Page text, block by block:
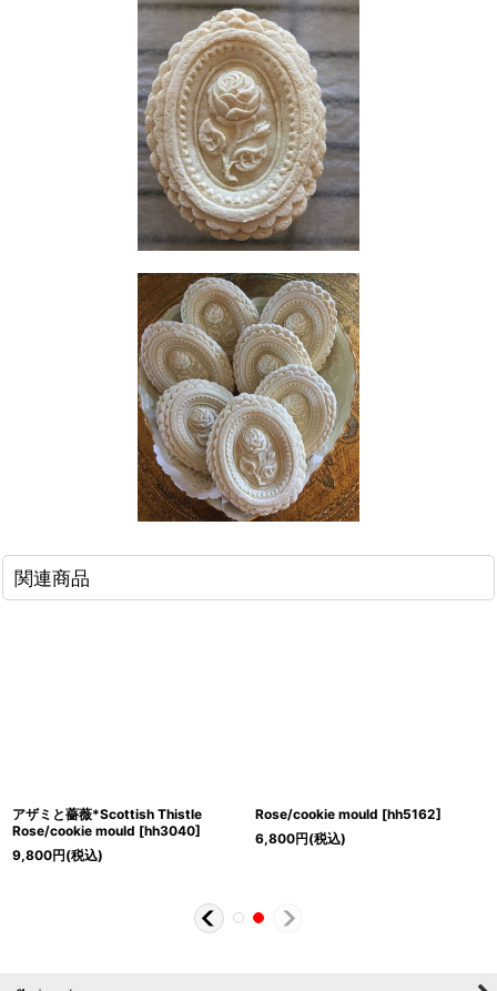
関連商品
アザミと薔薇*Scottish Thistle
Rose/cookie mould [hh3040]
9,800円(税込)
Rose/cookie mould [hh5162]
6,800円(税込)